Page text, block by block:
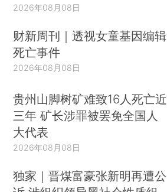
2026年08月08日
财新周刊｜透视女童基因编辑
死亡事件
2026年08月08日
贵州山脚树矿难致16人死亡近
三年 矿长涉罪被罢免全国人
大代表
2026年08月08日
独家｜晋煤富豪张新明再遭公